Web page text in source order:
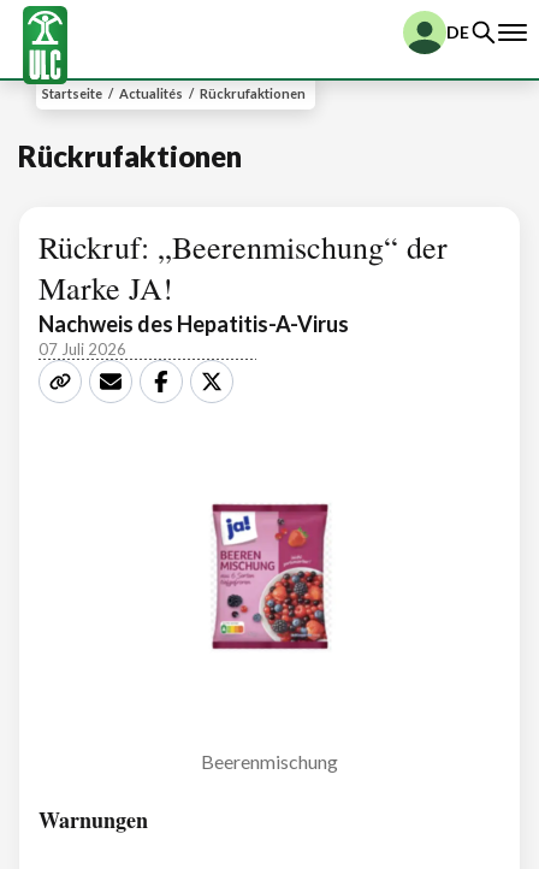
DE
Startseite / Actualités / Rückrufaktionen
Rückrufaktionen
Rückruf: „Beerenmischung“ der
Marke JA!
Nachweis des Hepatitis-A-Virus
07 Juli 2026
Beerenmischung
Warnungen